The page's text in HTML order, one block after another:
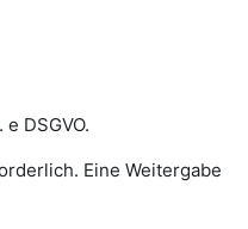
DSGVO.
Eine Weitergabe